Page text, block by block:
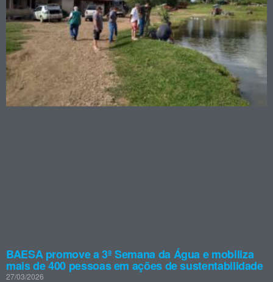
BAESA promove a 3ª Semana da Água e mobiliza
mais de 400 pessoas em ações de sustentabilidade
27/03/2026